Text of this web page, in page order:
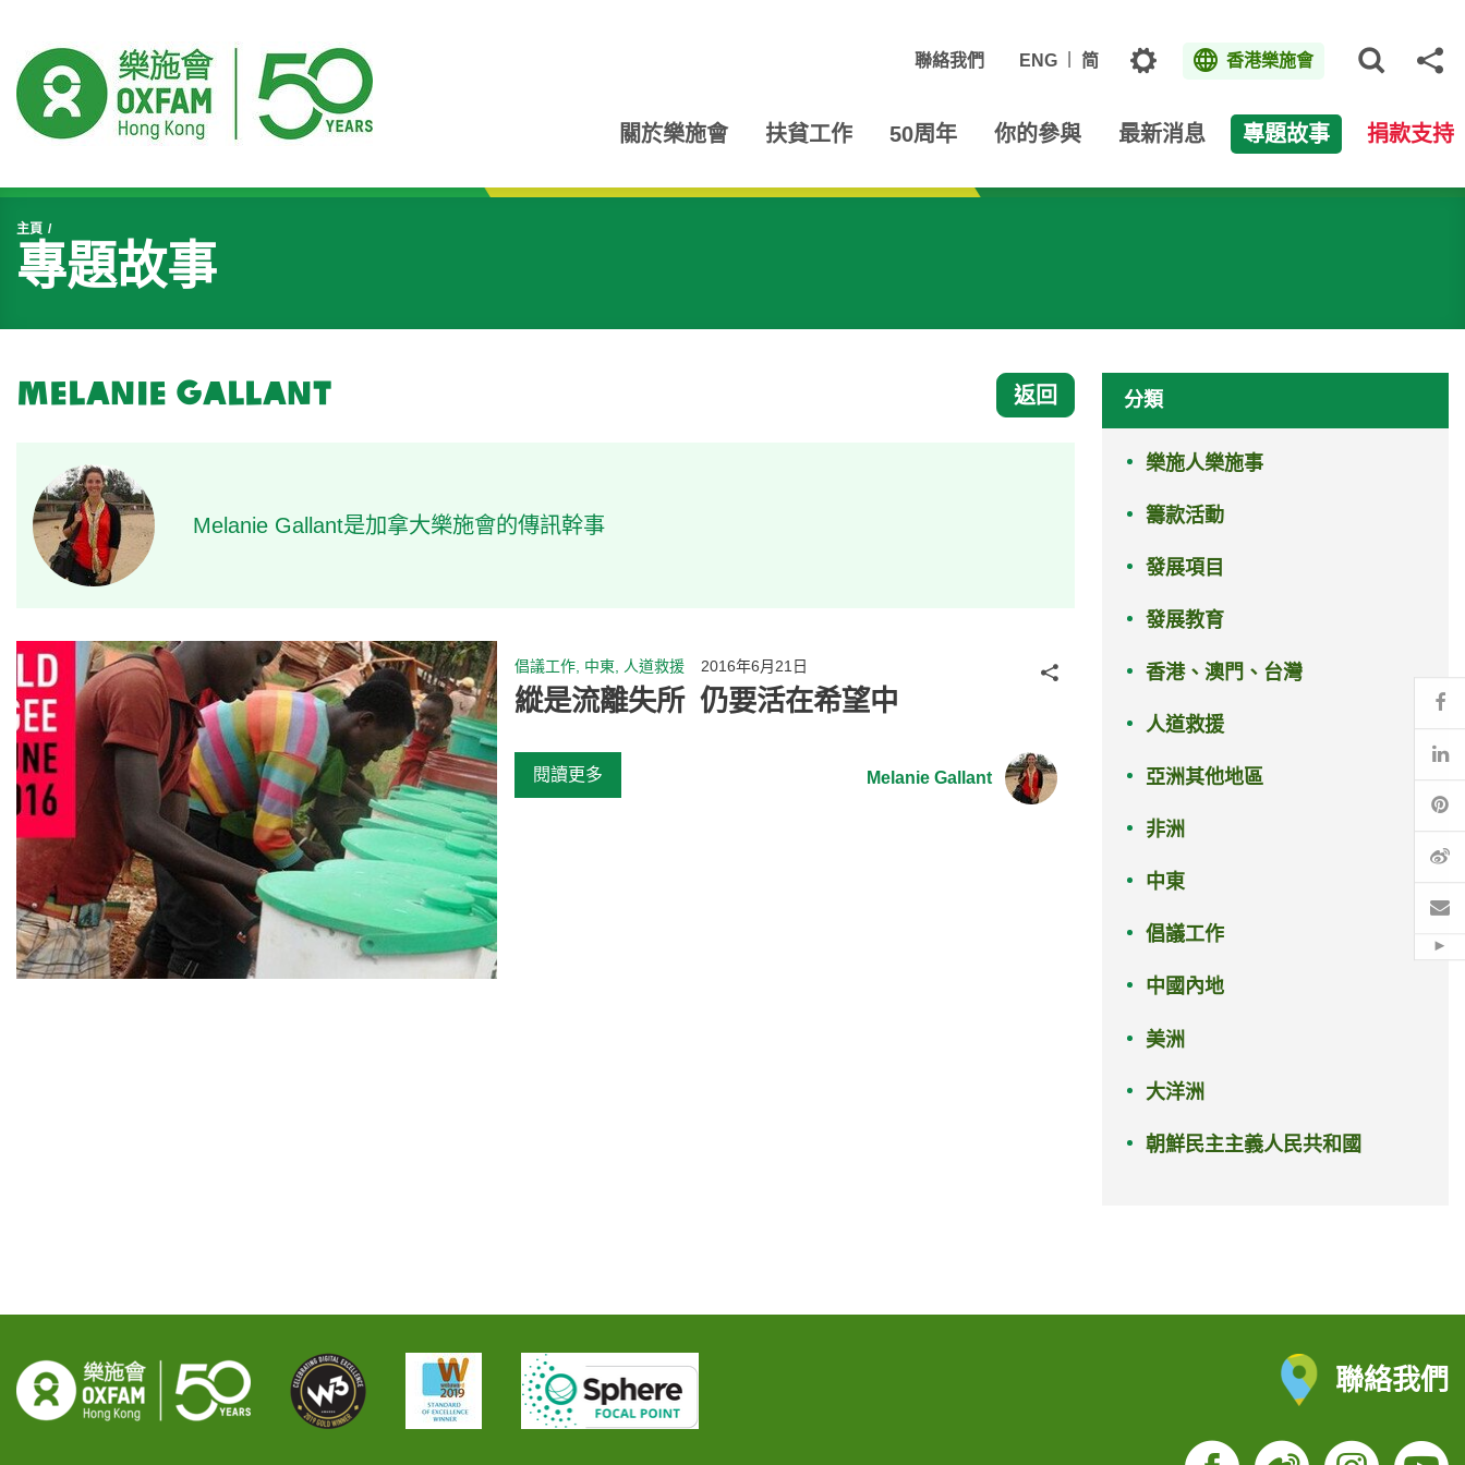
聯絡我們 ENG 简 主題 香港樂施會
關於樂施會 扶貧工作 50周年 你的參與 最新消息 專題故事 捐款支持
開始主要內容
主頁
專題故事
Melanie Gallant 返回
Melanie Gallant是加拿大樂施會的傳訊幹事
倡議工作, 中東, 人道救援 2016年6月21日
縱是流離失所 仍要活在希望中
閱讀更多 Melanie Gallant
分享
分類
樂施人樂施事
籌款活動
發展項目
發展教育
香港、澳門、台灣
人道救援
亞洲其他地區
非洲
中東
倡議工作
中國內地
美洲
大洋洲
朝鮮民主主義人民共和國
聯絡我們